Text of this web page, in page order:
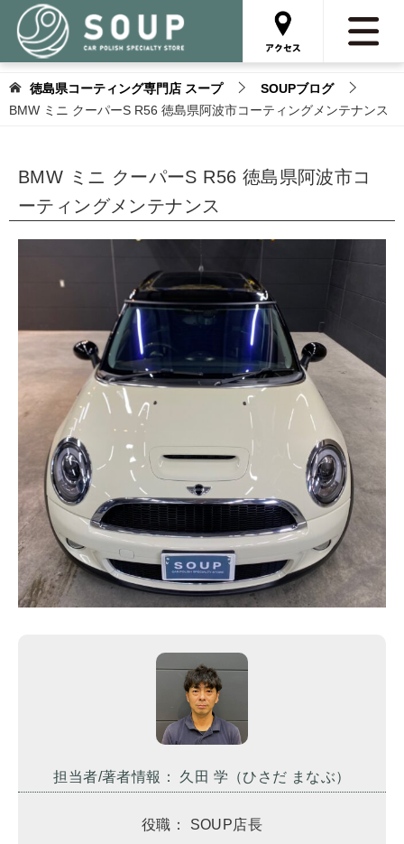
徳島県コーティング専門店 スープ
SOUPブログ
BMW ミニ クーパーS R56 徳島県阿波市コーティングメンテナンス
BMW ミニ クーパーS R56 徳島県阿波市コ
ーティングメンテナンス
担当者/著者情報： 久田 学（ひさだ まなぶ）
役職： SOUP店長